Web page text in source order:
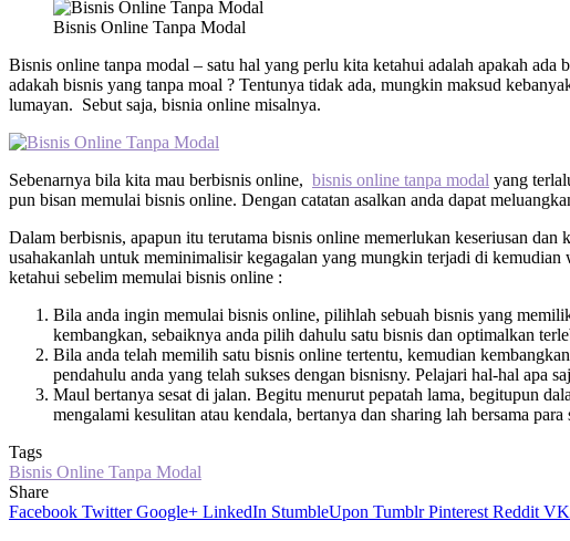
Bisnis Online Tanpa Modal
Bisnis online tanpa modal – satu hal yang perlu kita ketahui adalah apakah ada
adakah bisnis yang tanpa moal ? Tentunya tidak ada, mungkin maksud
lumayan. Sebut saja, bisnia online misalnya.
Sebenarnya bila kita mau berbisnis online, bisnis online tanpa modal yang
pun bisan memulai bisnis online. Dengan catatan asalkan anda dapat
Dalam berbisnis, apapun itu terutama bisnis online memerlukan keseriusan
usahakanlah untuk meminimalisir kegagalan yang mungkin terjadi di
ketahui sebelim memulai bisnis online :
Bila anda ingin memulai bisnis online, pilihlah sebuah bisnis yang
kembangkan, sebaiknya anda pilih dahulu satu bisnis dan optimalkan
Bila anda telah memilih satu bisnis online tertentu, kemudian
pendahulu anda yang telah sukses dengan bisnisny. Pelajari hal-hal apa
Maul bertanya sesat di jalan. Begitu menurut pepatah lama, begitupun
mengalami kesulitan atau kendala, bertanya dan sharing lah bersama
Tags
Bisnis Online Tanpa Modal
Share
Facebook Twitter Google+ LinkedIn StumbleUpon Tumblr Pinterest Reddit